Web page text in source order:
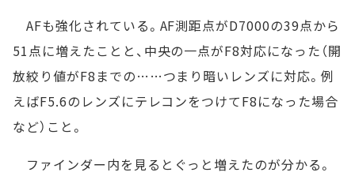
AFも強化されている。AF測距点がD7000の39点から
51点に増えたことと、中央の一点がF8対応になった（開
放絞り値がF8までの……つまり暗いレンズに対応。例
えばF5.6のレンズにテレコンをつけてF8になった場合
など）こと。
ファインダー内を見るとぐっと増えたのが分かる。